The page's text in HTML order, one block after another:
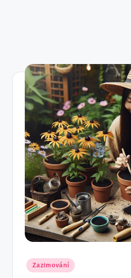
Posted
in
Zazimování